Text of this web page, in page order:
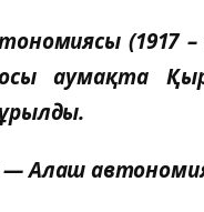
(1917 –
аумақта
Алаш